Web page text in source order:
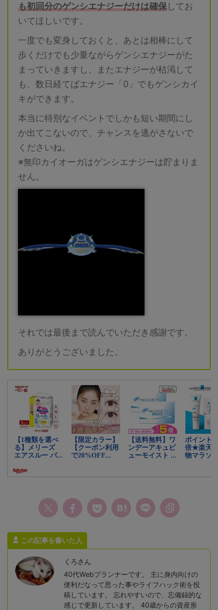
も初回分のゲンシエナジーだけは確保してお
いてほしいです。
一度でも変身しておくと、あとは相棒にして
歩くだけでも少量ながらゲンシエナジーがた
まっていきますし、またエナジーが枯渇して
も、数日経てばエナジー「0」でもゲンシカイ
キができます。
本当に特別なイベントでしかも短い期間にし
か出てこないので、チャンスを逃がさないで
くださいね。
※無印カイオーガはゲンシエナジーは貯まりま
せん。
それでは最後まで読んでいただき感謝です。
ありがとうございました。
この記事を書いた人
くろさん
40代Webプランナーです。 主に身内向けの
便利だなって思った事やライフハック術を投
稿しています。 忘れやすいので、忘備録的な
感じで更新しています。 40歳からの資産形